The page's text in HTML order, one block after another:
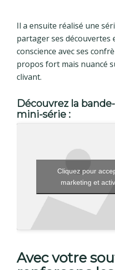
Il a ensuite réalisé une
partager ses découvertes
conscience avec ses
propos fort mais nuancé
clivant.
Découvrez la
mini-série:
Cliquez pour
marketing et
Avec votre